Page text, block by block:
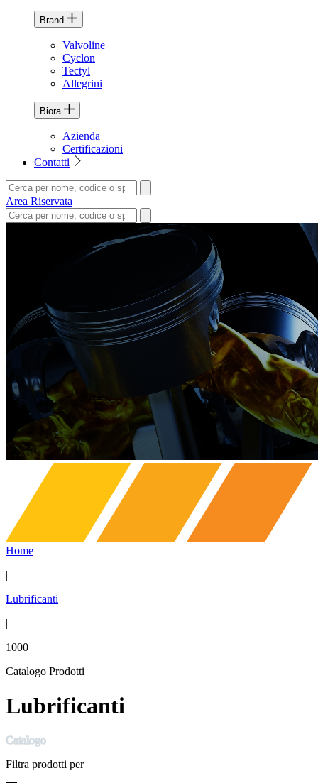
Brand
Valvoline
Cyclon
Tectyl
Allegrini
Biora
Azienda
Certificazioni
Contatti
Area Riservata
Home
|
Lubrificanti
|
1000
Catalogo Prodotti
Lubrificanti
Catalogo
Filtra prodotti per